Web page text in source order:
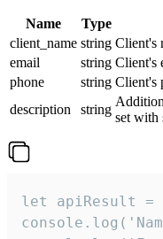
Name Type
client_name string Client's
email
string Client's
phone
string Client's
description
string
set with
let apiResult =